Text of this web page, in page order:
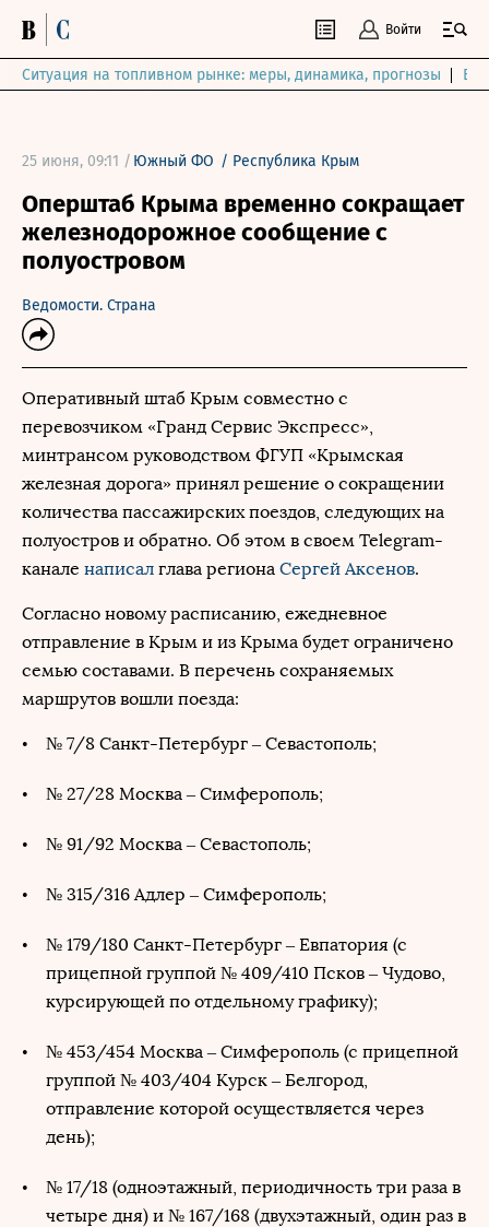
Войти
Ситуация на топливном рынке: меры, динамика, прогнозы
25 июня, 09:11 / Южный ФО / Республика Крым
Оперштаб Крыма временно сокращает
железнодорожное сообщение с
полуостровом
Ведомости. Страна
Оперативный штаб Крым совместно с
перевозчиком «Гранд Сервис Экспресс»,
минтрансом руководством ФГУП «Крымская
железная дорога» принял решение о сокращении
количества пассажирских поездов, следующих на
полуостров и обратно. Об этом в своем Telegram-
канале написал глава региона Сергей Аксенов.
Согласно новому расписанию, ежедневное
отправление в Крым и из Крыма будет ограничено
семью составами. В перечень сохраняемых
маршрутов вошли поезда:
№ 7/8 Санкт-Петербург – Севастополь;
№ 27/28 Москва – Симферополь;
№ 91/92 Москва – Севастополь;
№ 315/316 Адлер – Симферополь;
№ 179/180 Санкт-Петербург – Евпатория (с
прицепной группой № 409/410 Псков – Чудово,
курсирующей по отдельному графику);
№ 453/454 Москва – Симферополь (с прицепной
группой № 403/404 Курск – Белгород,
отправление которой осуществляется через
день);
№ 17/18 (одноэтажный, периодичность три раза в
четыре дня) и № 167/168 (двухэтажный, один раз в